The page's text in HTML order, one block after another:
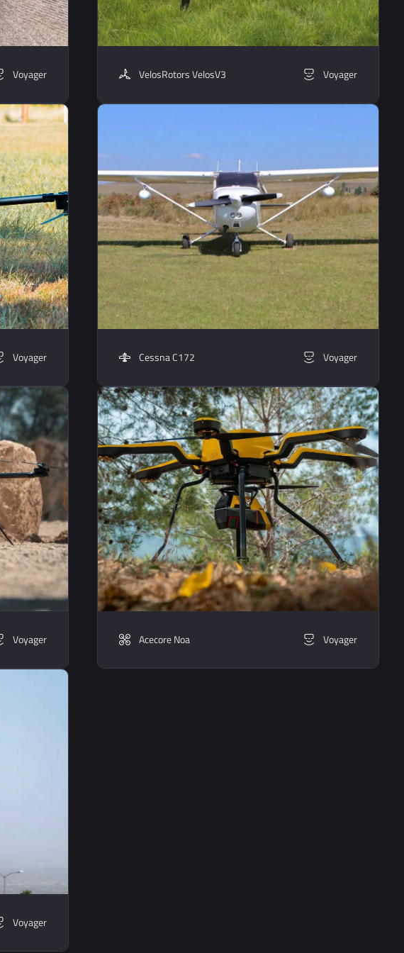
Voyager VelosRotors VelosV3 Voyager
Voyager Cessna C172 Voyager
Voyager Acecore Noa Voyager
Voyager